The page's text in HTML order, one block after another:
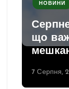
НОВИНИ
що
7 Серпня,